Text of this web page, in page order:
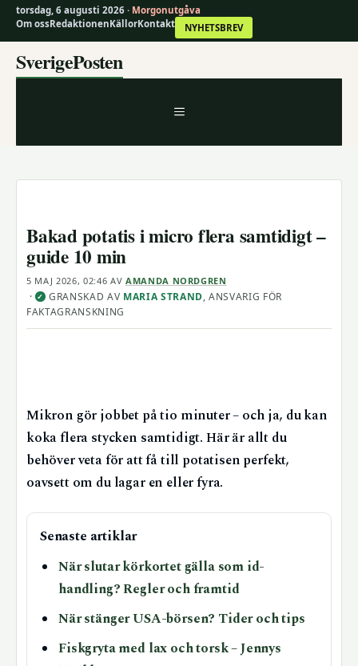
torsdag, 6 augusti 2026 · Morgonutgåva
Om ossRedaktionenKällorKontakt NYHETSBREV
SverigePosten
MENY
Bakad potatis i micro flera samtidigt –
guide 10 min
5 MAJ 2026, 02:46 AV AMANDA NORDGREN
· ✓ GRANSKAD AV MARIA STRAND, ANSVARIG FÖR
FAKTAGRANSKNING
Mikron gör jobbet på tio minuter – och ja, du kan
koka flera stycken samtidigt. Här är allt du
behöver veta för att få till potatisen perfekt,
oavsett om du lagar en eller fyra.
Senaste artiklar
När slutar körkortet gälla som id-
handling? Regler och framtid
När stänger USA-börsen? Tider och tips
Fiskgryta med lax och torsk – Jennys